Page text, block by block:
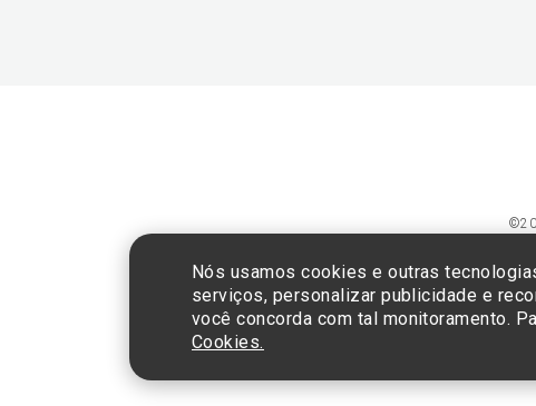
Nós usamos cookies e outras
serviços, personalizar publicidade e
você concorda com tal monitoramento.
Cookies.